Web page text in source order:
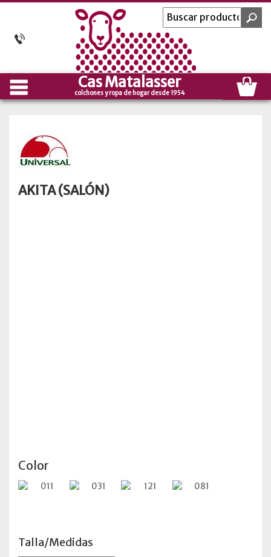
Cas Matalasser
colchones y ropa de hogar desde 1954
AKITA (SALÓN)
Color
Talla/Medidas